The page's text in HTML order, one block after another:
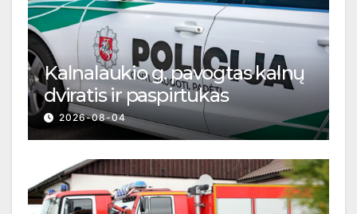
Kalnalaukio g. pavogtas kalnų
dviratis ir paspirtukas
2026-08-04